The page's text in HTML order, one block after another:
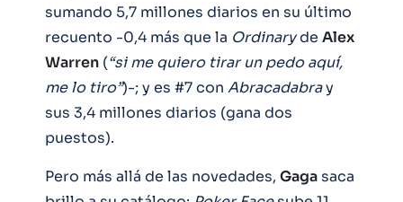
sumando 5,7 millones diarios en su último
recuento -0,4 más que la Ordinaryde Alex
Warren (“si me quiero tirar un pedo aquí,
me lo tiro”)-; y es #7 con Abracadabray
sus 3,4 millones diarios (gana dos
puestos).
Pero más allá de las novedades, Gagasaca